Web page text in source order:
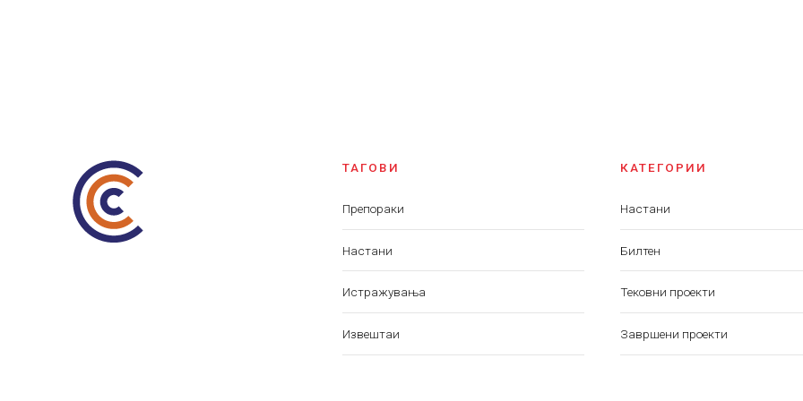
ТАГОВИ
Препораки
Настани
Истражувања
Извештаи
КАТЕГОРИИ
Настани
Билтен
Тековни проекти
Завршени проекти